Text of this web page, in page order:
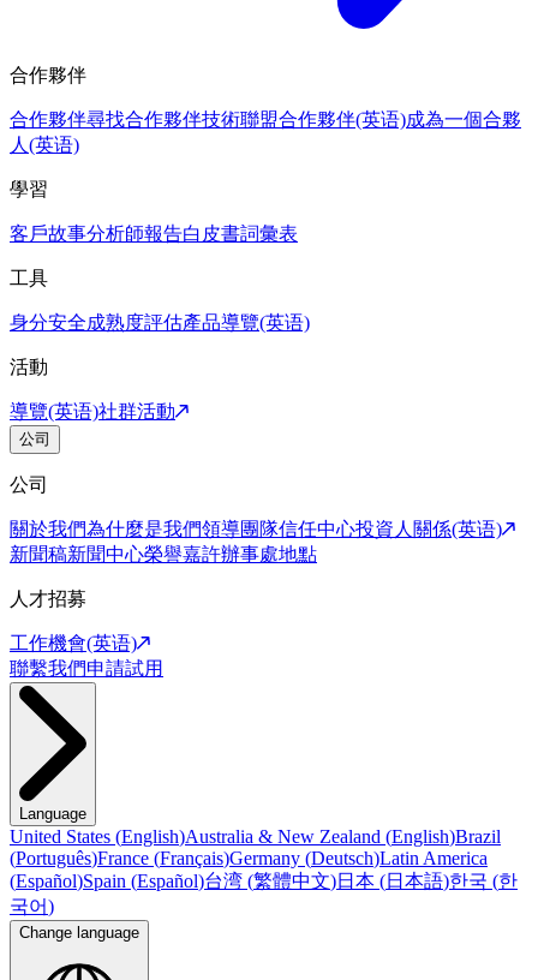
合作夥伴
合作夥伴尋找合作夥伴技術聯盟合作夥伴(英语)成為一個合夥
人(英语)
學習
客戶故事分析師報告白皮書詞彙表
工具
身分安全成熟度評估產品導覽(英语)
活動
導覽(英语)社群活動
公司
公司
關於我們為什麼是我們領導團隊信任中心投資人關係(英语)
新聞稿新聞中心榮譽嘉許辦事處地點
人才招募
工作機會(英语)
聯繫我們申請試用
Language
United States (English)Australia & New Zealand (English)Brazil
(Português)France (Français)Germany (Deutsch)Latin America
(Español)Spain (Español)台湾 (繁體中文)日本 (日本語)한국 (한
국어)
Change language